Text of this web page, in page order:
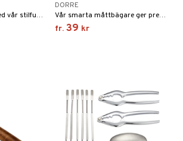
Förbättra ditt kök med vår stilfulla knivlist i fiskbensmönstrad akaciaträ.
DORRE
Vår smarta måttbägare ger precision i varje recept, rymmer 0,5-6 dl.
fr. 39 kr